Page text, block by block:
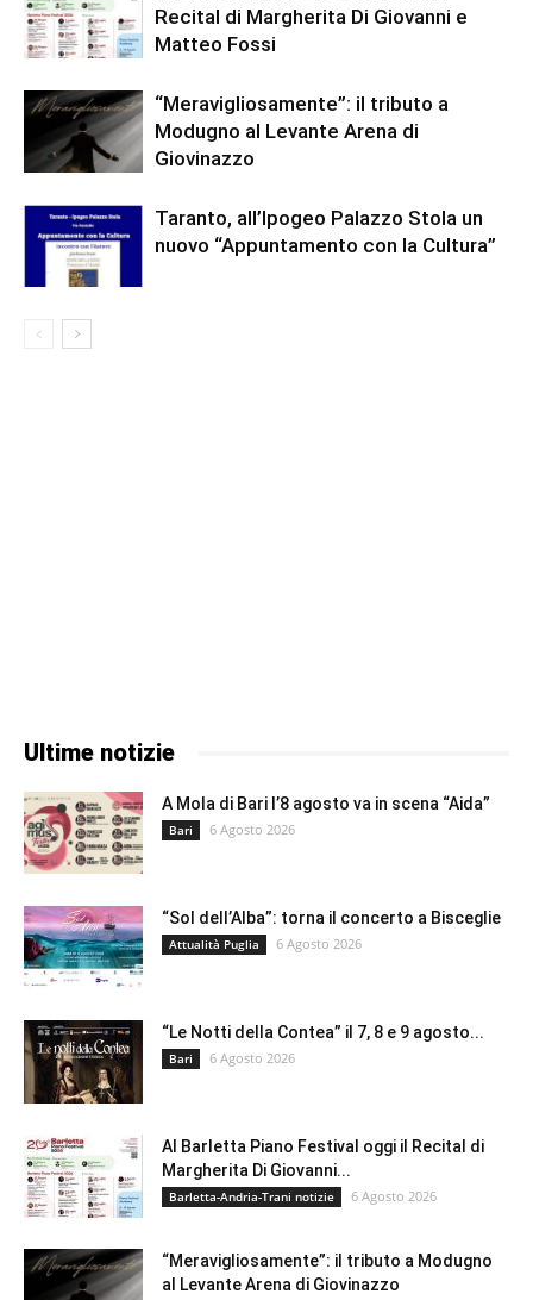
Recital di Margherita Di Giovanni e
Matteo Fossi
“Meravigliosamente”: il tributo a
Modugno al Levante Arena di
Giovinazzo
Taranto, all’Ipogeo Palazzo Stola un
nuovo “Appuntamento con la Cultura”
Ultime notizie
A Mola di Bari l’8 agosto va in scena “Aida”
Bari 6 Agosto 2026
“Sol dell’Alba”: torna il concerto a Bisceglie
Attualità Puglia 6 Agosto 2026
“Le Notti della Contea” il 7, 8 e 9 agosto...
Bari 6 Agosto 2026
Al Barletta Piano Festival oggi il Recital di
Margherita Di Giovanni...
Barletta-Andria-Trani notizie 6 Agosto 2026
“Meravigliosamente”: il tributo a Modugno
al Levante Arena di Giovinazzo